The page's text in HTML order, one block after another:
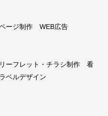
ージ制作 WEB広告
ーフレット・チラシ制作 看
ベルデザイン